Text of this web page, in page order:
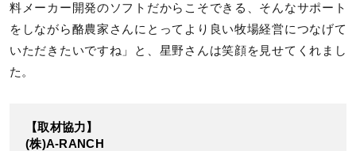
料メーカー開発のソフトだからこそできる、そんなサポート
をしながら酪農家さんにとってより良い牧場経営につなげて
いただきたいですね」と、星野さんは笑顔を見せてくれまし
た。
【取材協力】
(株)A-RANCH